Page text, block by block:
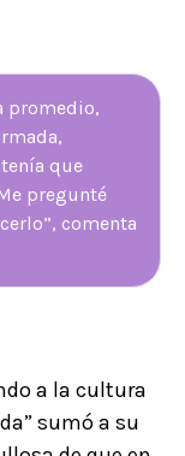
promedio,
que
pregunté
comenta
a la cultura
sumó a su